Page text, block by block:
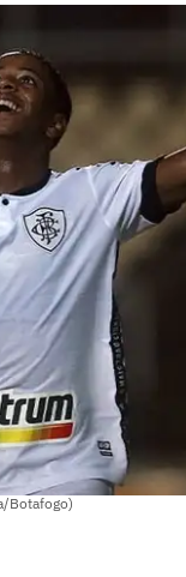
Botafogo)